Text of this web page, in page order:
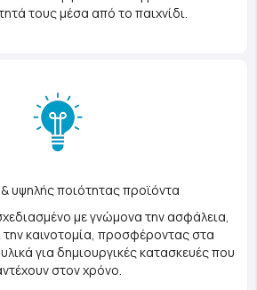
τους μέσα από το παιχνίδι.
υψηλής ποιότητας προϊόντα
με γνώμονα την ασφάλεια,
την καινοτομία, προσφέροντας στα
για δημιουργικές κατασκευές που
στον χρόνο.